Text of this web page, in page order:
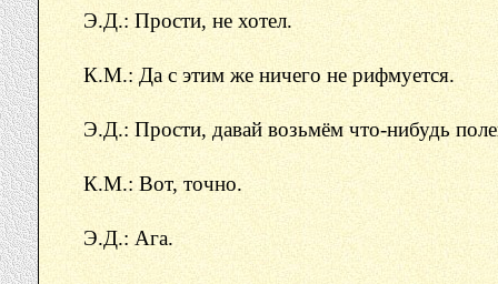
Э.Д.: Прости, не хотел.
К.М.: Да с этим же ничего не рифмуется.
Э.Д.: Прости, давай возьмём что-нибудь
К.М.: Вот, точно.
Э.Д.: Ага.